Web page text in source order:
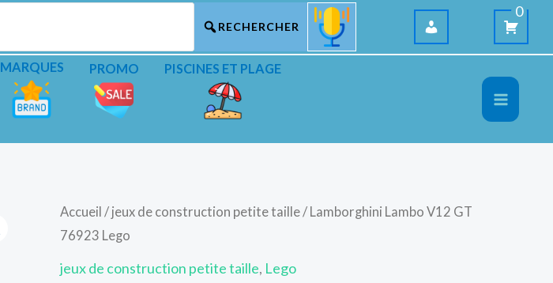
0
MARQUES PROMO PISCINES ET PLAGE
Accueil / jeux de construction petite taille/ Lamborghini Lambo V12 GT
76923 Lego
jeux de construction petite taille, Lego